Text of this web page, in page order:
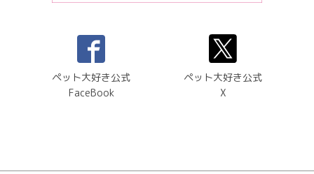
ペット大好き公式
FaceBook
ペット大好き公式
X